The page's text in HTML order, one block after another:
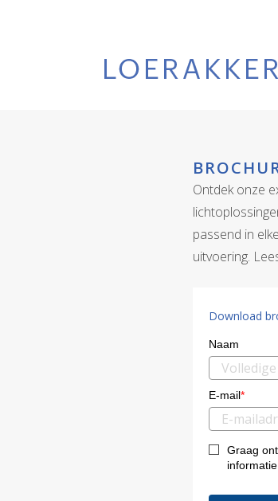
Ontdek onze
passend in
uitvoering.
Download
Naam
E-mail*
Graag